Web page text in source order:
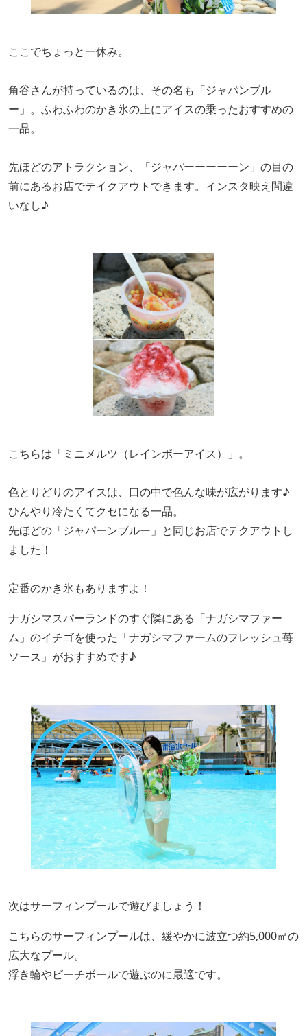
ここでちょっと一休み。
角谷さんが持っているのは、その名も「ジャパンブル
ー」。ふわふわのかき氷の上にアイスの乗ったおすすめの
一品。
先ほどのアトラクション、「ジャパーーーーーン」の目の
前にあるお店でテイクアウトできます。インスタ映え間違
いなし♪
こちらは「ミニメルツ（レインボーアイス）」。
色とりどりのアイスは、口の中で色んな味が広がります♪
ひんやり冷たくてクセになる一品。
先ほどの「ジャパーンブルー」と同じお店でテクアウトし
ました！
定番のかき氷もありますよ！
ナガシマスパーランドのすぐ隣にある「ナガシマファー
ム」のイチゴを使った「ナガシマファームのフレッシュ苺
ソース」がおすすめです♪
次はサーフィンプールで遊びましょう！
こちらのサーフィンプールは、緩やかに波立つ約5,000㎡の
広大なプール。
浮き輪やビーチボールで遊ぶのに最適です。